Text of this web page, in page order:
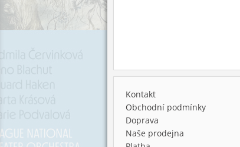
Kontakt
Obchodní podmínky
Doprava
Naše prodejna